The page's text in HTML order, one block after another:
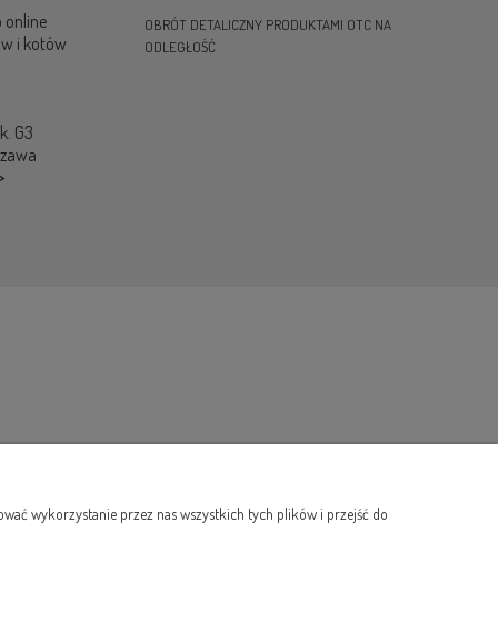
online
i kotów
G3
OBRÓT DETALICZNY PRODUKTAMI OTC NA
ODLEGŁOŚĆ
wykorzystanie przez nas wszystkich tych plików i przejść do